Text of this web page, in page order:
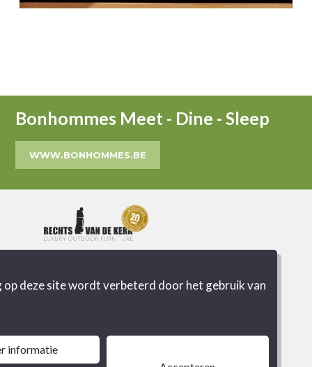
Bonhommes Meet - Dine - Sleep
WWW.BONHOMMES.BE
PROJECTEN
OUTLET
op deze site wordt verbeterd door het gebruik van
informatie